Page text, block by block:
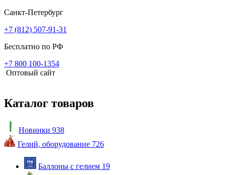
Санкт-Петербург
+7 (812) 507-91-31
Бесплатно по РФ
+7 800 100-1354
Оптовый сайт
Каталог товаров
Новинки 938
Гелий, оборудование 726
Баллоны с гелием 19